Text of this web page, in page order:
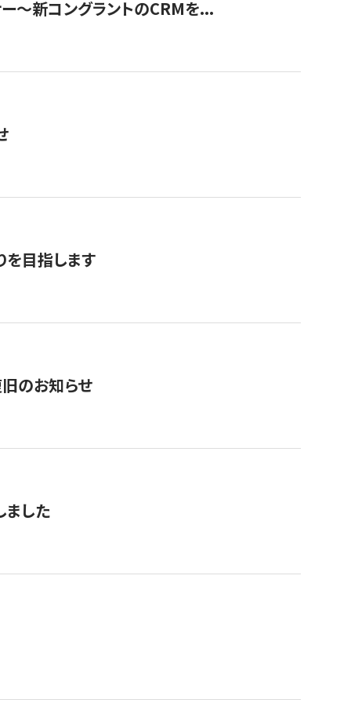
ー〜新コングラントのCRMを...
を目指します
のお知らせ
ました